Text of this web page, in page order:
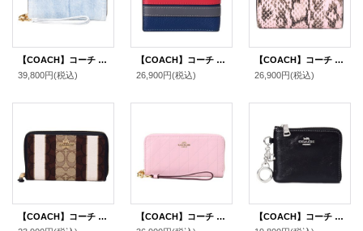
【COACH】コーチ 長財布 デニム レザー ロゴ リストレット ロング ジップ アラウンド 長財布 ライトインディゴ（日本未発売）
39,800円(税込)
【COACH】コーチ 財布 メンズ レザー ストライプ バーシティ ID ビル コンパクト ウォレット 二つ折り財布 ディープブルーマルチ（日本未発売）
26,900円(税込)
【COACH】コーチ 財布 パイソン スネークレザー エンボスドアニマル ロゴ ミディアム コーナー ジップ ウォレット 二つ折り財布 ピンク（日本未発売）
26,900円(税込)
【COACH】コーチ ジャガード スムースレザー シグネチャー ミディアム ストライプ ジップ アラウンド 二つ折り 財布 カーキブラックマルチ〔日本未発売〕
【COACH】コーチ 長財布 キルティング シャイニー スムースレザー ロゴ リストレット ロング ジップ アラウンド 長財布 カーネーション（日本未発売）
【COACH】コーチ 財布 シャイニー スムースレザー ロゴ キーリング チャーム付き スモール コーナー ジップ ウォレット 財布 ブラック〔日本未発売〕